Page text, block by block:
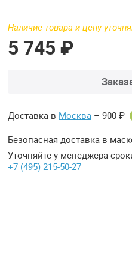
Наличие товара и цену
5 745 ₽
Доставка в Москва – 900 ₽
Безопасная доставка в
Уточняйте у менеджера
+7 (495) 215-50-27